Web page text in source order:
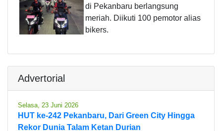
di Pekanbaru berlangsung
meriah. Diikuti 100 pemotor alias
bikers.
Advertorial
Selasa, 23 Juni 2026
HUT ke-242 Pekanbaru, Dari Green City Hingga
Rekor Dunia Talam Ketan Durian